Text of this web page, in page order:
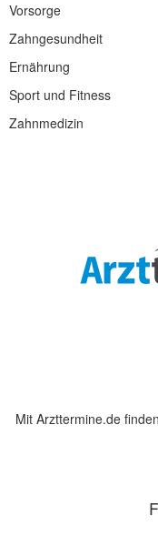
Vorsorge
Zahngesundheit
Ernährung
Sport und Fitness
Zahnmedizin
Mit Arzttermine.de